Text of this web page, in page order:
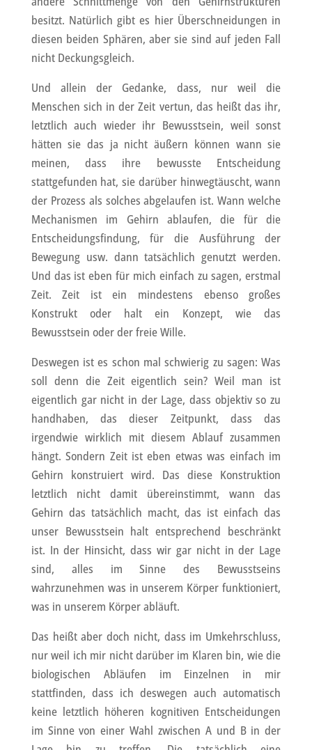
besitzt. Natürlich gibt es hier Überschneidungen in
diesen beiden Sphären, aber sie sind auf jeden Fall
nicht Deckungsgleich.
Und allein der Gedanke, dass, nur weil die
Menschen sich in der Zeit vertun, das heißt das ihr,
letztlich auch wieder ihr Bewusstsein, weil sonst
hätten sie das ja nicht äußern können wann sie
meinen, dass ihre bewusste Entscheidung
stattgefunden hat, sie darüber hinwegtäuscht, wann
der Prozess als solches abgelaufen ist. Wann welche
Mechanismen im Gehirn ablaufen, die für die
Entscheidungsfindung, für die Ausführung der
Bewegung usw. dann tatsächlich genutzt werden.
Und das ist eben für mich einfach zu sagen, erstmal
Zeit. Zeit ist ein mindestens ebenso großes
Konstrukt oder halt ein Konzept, wie das
Bewusstsein oder der freie Wille.
Deswegen ist es schon mal schwierig zu sagen: Was
soll denn die Zeit eigentlich sein? Weil man ist
eigentlich gar nicht in der Lage, dass objektiv so zu
handhaben, das dieser Zeitpunkt, dass das
irgendwie wirklich mit diesem Ablauf zusammen
hängt. Sondern Zeit ist eben etwas was einfach im
Gehirn konstruiert wird. Das diese Konstruktion
letztlich nicht damit übereinstimmt, wann das
Gehirn das tatsächlich macht, das ist einfach das
unser Bewusstsein halt entsprechend beschränkt
ist. In der Hinsicht, dass wir gar nicht in der Lage
sind, alles im Sinne des Bewusstseins
wahrzunehmen was in unserem Körper funktioniert,
was in unserem Körper abläuft.
Das heißt aber doch nicht, dass im Umkehrschluss,
nur weil ich mir nicht darüber im Klaren bin, wie die
biologischen Abläufen im Einzelnen in mir
stattfinden, dass ich deswegen auch automatisch
keine letztlich höheren kognitiven Entscheidungen
im Sinne von einer Wahl zwischen A und B in der